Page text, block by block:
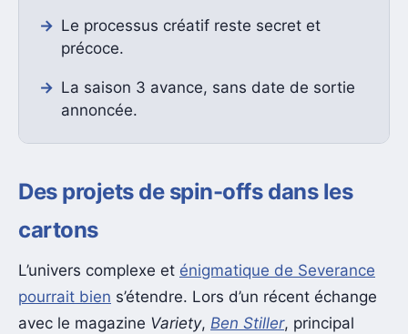
Le processus créatif reste secret et
précoce.
La saison 3 avance, sans date de sortie
annoncée.
Des projets de spin-offs dans les
cartons
L’univers complexe et énigmatique de Severance
pourrait bien s’étendre. Lors d’un récent échange
avec le magazine Variety, Ben Stiller, principal